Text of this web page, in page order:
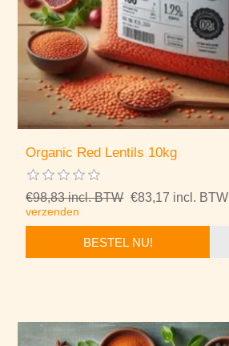
Organic Red Lentils 10kg
€98,83 incl. BTW €83,17 incl. BTW
verzenden
BESTEL NU!